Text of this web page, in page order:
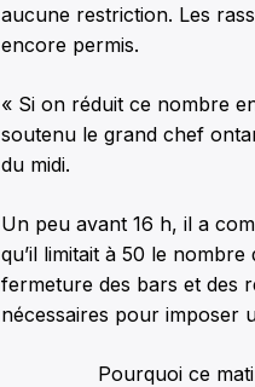
aucune restriction. Les
encore permis.
« Si on réduit ce nombre
soutenu le grand chef
du midi.
Un peu avant 16 h, il a
qu’il limitait à 50 le
fermeture des bars et des
nécessaires pour imposer
Pourquoi ce